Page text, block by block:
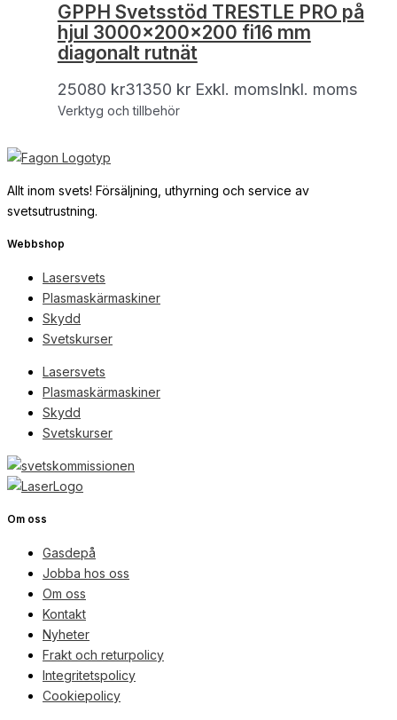
GPPH Svetsstöd TRESTLE PRO på
hjul 3000x200x200 fi16 mm
diagonalt rutnät
25080 kr31350 kr Exkl. momsInkl. moms
Verktyg och tillbehör
Allt inom svets! Försäljning, uthyrning och service av
svetsutrustning.
Webbshop
Lasersvets
Plasmaskärmaskiner
Skydd
Svetskurser
Lasersvets
Plasmaskärmaskiner
Skydd
Svetskurser
Om oss
Gasdepå
Jobba hos oss
Om oss
Kontakt
Nyheter
Frakt och returpolicy
Integritetspolicy
Cookiepolicy